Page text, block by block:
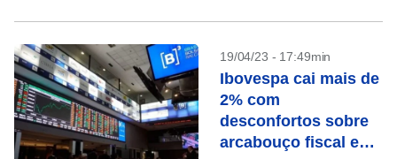
19/04/23 - 17:49min
Ibovespa cai mais de
2% com
desconfortos sobre
arcabouço fiscal e